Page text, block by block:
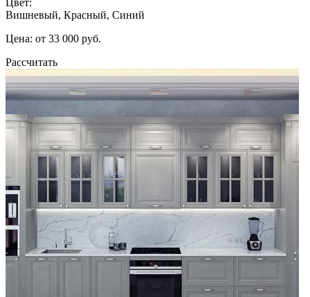
Вишневый, Красный, Синий
Цена: от 33 000 руб.
Рассчитать